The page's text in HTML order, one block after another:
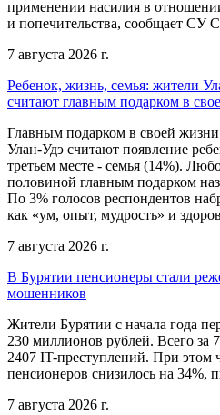
применении насилия в
и попечительства, сообщает СУ
7 августа 2026 г.
Ребенок, жизнь, семья: жители
считают главным подарком в
Главным подарком в своей
Улан-Удэ считают появление
третьем месте - семья (14%).
половиной главным подарком
По 3% голосов респондентов
как «ум, опыт, мудрость» и
7 августа 2026 г.
В Бурятии пенсионеры стали
мошенников
Жители Бурятии с начала года
230 миллионов рублей. Всего за
2407 IT-преступлений. При этом
пенсионеров снизилось на 34%,
7 августа 2026 г.